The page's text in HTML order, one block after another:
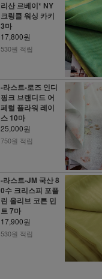
리산 르베이* NY
크링클 워싱 카키
3마
17,800원
530원 적립
-라스트-로즈 인디
핑크 브랜디드 어
페럴 플라워 레이
스 10마
25,000원
750원 적립
-라스트-JM 국산 8
0수 크리스피 포플
린 올리브 코튼 민
트 7마
17,900원
530원 적립